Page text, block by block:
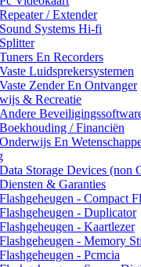
Repeater / Extender
Sound Systems Hi-fi
Splitter
Tuners En Recorders
Vaste Luidsprekersystemen
Vaste Zender En Ontvanger
& Recreatie
Andere
Boekhouding / Financiën
Onderwijs En
Data Storage Devices (non
Diensten & Garanties
Flashgeheugen - Compact
Flashgeheugen - Duplicator
Flashgeheugen - Kaartlezer
Flashgeheugen - Memory
Flashgeheugen - Pcmcia